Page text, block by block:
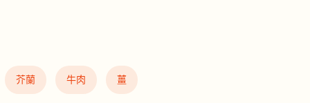
芥蘭 牛肉 薑